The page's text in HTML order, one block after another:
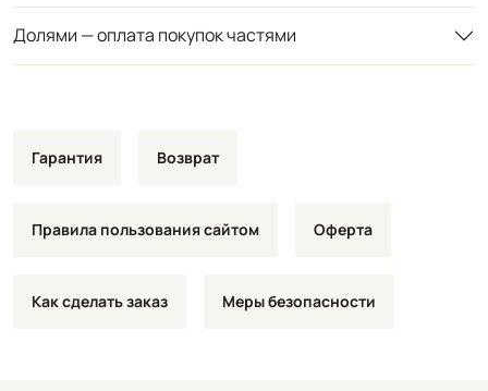
Долями — оплата покупок частями
Гарантия Возврат
Правила пользования сайтом Оферта
Как сделать заказ Меры безопасности